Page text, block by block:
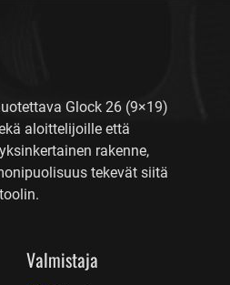
Glock 26 (9×19)
aloittelijoille että
rakenne,
tekevät siitä
Valmistaja